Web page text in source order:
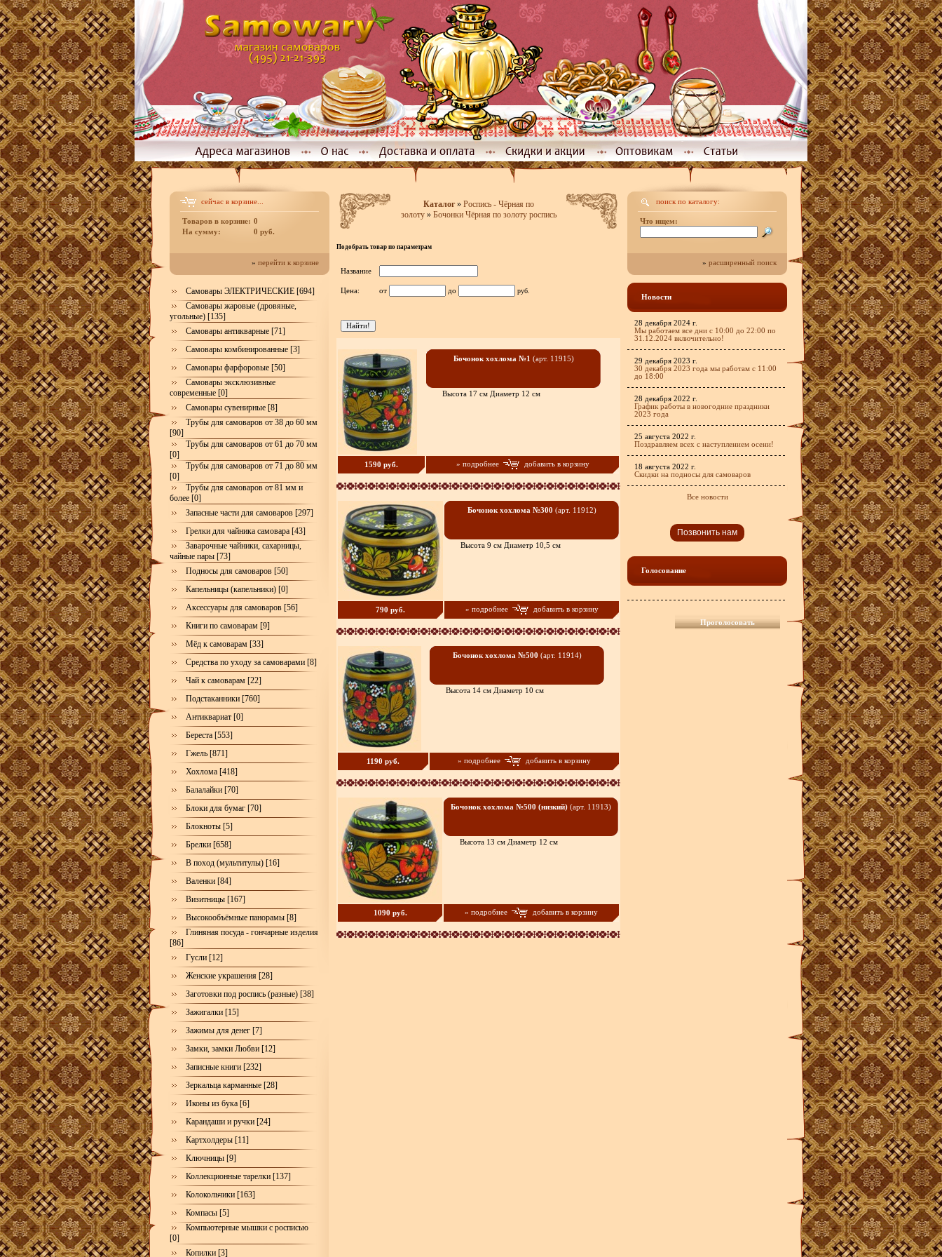
сейчас в корзине...
Товаров в корзине: 0
На сумму:
0 руб.
» перейти к корзине
Самовары ЭЛЕКТРИЧЕСКИЕ [694]
Самовары жаровые (дровяные,
угольные) [135]
Самовары антикварные [71]
Самовары комбинированные [3]
Самовары фарфоровые [50]
Самовары эксклюзивные
современные [0]
Самовары сувенирные [8]
Трубы для самоваров от 38 до 60 мм
[90]
Трубы для самоваров от 61 до 70 мм
[0]
Трубы для самоваров от 71 до 80 мм
[0]
Трубы для самоваров от 81 мм и
более [0]
Запасные части для самоваров [297]
Грелки для чайника самовара [43]
Заварочные чайники, сахарницы,
чайные пары [73]
Подносы для самоваров [50]
Капельницы (капельники) [0]
Аксессуары для самоваров [56]
Книги по самоварам [9]
Мёд к самоварам [33]
Средства по уходу за самоварами [8]
Чай к самоварам [22]
Подстаканники [760]
Антиквариат [0]
Береста [553]
Гжель [871]
Хохлома [418]
Балалайки [70]
Блоки для бумаг [70]
Блокноты [5]
Брелки [658]
В поход (мультитулы) [16]
Валенки [84]
Визитницы [167]
Высокообъёмные панорамы [8]
Глиняная посуда - гончарные изделия
[86]
Гусли [12]
Женские украшения [28]
Заготовки под роспись (разные) [38]
Зажигалки [15]
Зажимы для денег [7]
Замки, замки Любви [12]
Записные книги [232]
Зеркальца карманные [28]
Иконы из бука [6]
Карандаши и ручки [24]
Картхолдеры [11]
Ключницы [9]
Коллекционные тарелки [137]
Колокольчики [163]
Компасы [5]
Компьютерные мышки с росписью
[0]
Копилки [3]
Каталог» Роспись - Чёрная по
золоту» Бочонки Чёрная по золоту роспись
Подобрать товар по параметрам
Название
Цена: от до руб.
Бочонок хохлома №1 (арт. 11915)
Высота 17 см Диаметр 12 см
1590 руб. » подробнее добавить в корзину
Бочонок хохлома №300 (арт. 11912)
Высота 9 см Диаметр 10,5 см
790 руб. » подробнее добавить в корзину
Бочонок хохлома №500 (арт. 11914)
Высота 14 см Диаметр 10 см
1190 руб. » подробнее добавить в корзину
Бочонок хохлома №500 (низкий) (арт. 11913)
Высота 13 см Диаметр 12 см
1090 руб. » подробнее добавить в корзину
поиск по каталогу:
Что ищем:
» расширенный поиск
Новости
28 декабря 2024 г.
Мы работаем все дни с 10:00 до 22:00 по
31.12.2024 включительно!
29 декабря 2023 г.
30 декабря 2023 года мы работам с 11:00
до 18:00
28 декабря 2022 г.
График работы в новогодние праздники
2023 года
25 августа 2022 г.
Поздравляем всех с наступлением осени!
18 августа 2022 г.
Скидки на подносы для самоваров
Все новости
Позвонить нам
Голосование